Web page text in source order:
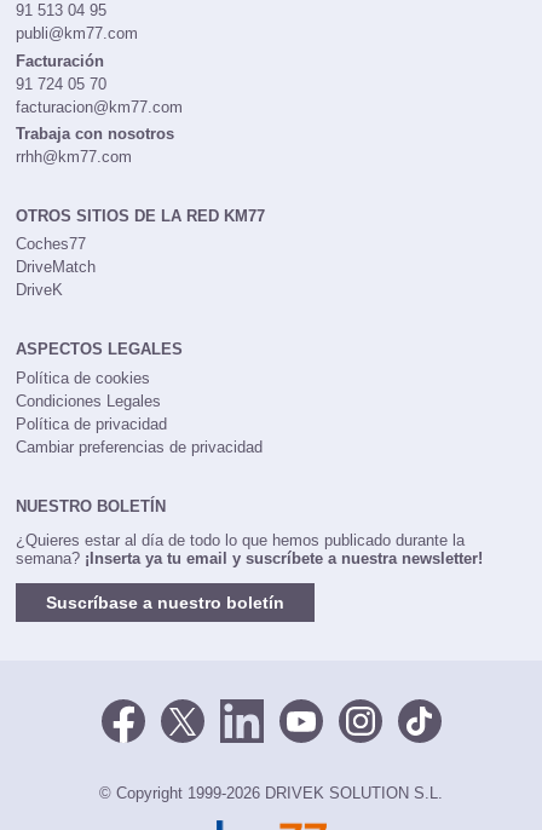
91 513 04 95
publi@km77.com
Facturación
91 724 05 70
facturacion@km77.com
Trabaja con nosotros
rrhh@km77.com
OTROS SITIOS DE LA RED KM77
Coches77
DriveMatch
DriveK
ASPECTOS LEGALES
Política de cookies
Condiciones Legales
Política de privacidad
Cambiar preferencias de privacidad
NUESTRO BOLETÍN
¿Quieres estar al día de todo lo que hemos publicado durante la
semana? ¡Inserta ya tu email y suscríbete a nuestra newsletter!
Suscríbase a nuestro boletín
© Copyright 1999-2026 DRIVEK SOLUTION S.L.